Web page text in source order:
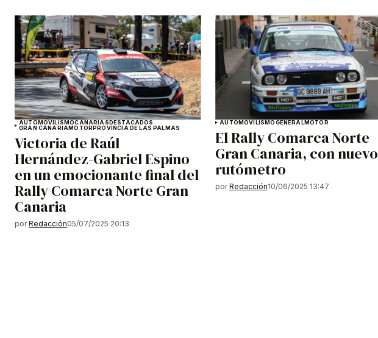
AUTOMOVILISMOCANARIASDESTACADOS
GRAN CANARIAMOTORPROVINCIA DE LAS PALMAS
Victoria de Raúl
Hernández-Gabriel Espino
en un emocionante final del
Rally Comarca Norte Gran
Canaria
por Redacción05/07/2025 20:13
AUTOMOVILISMOGENERALMOTOR
El Rally Comarca Norte
Gran Canaria, con nuevo
rutómetro
por Redacción10/06/2025 13:47